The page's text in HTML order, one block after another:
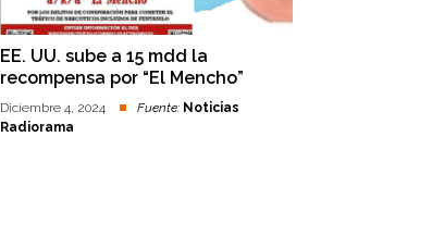
EE. UU. sube a 15 mdd la
recompensa por “El Mencho”
Diciembre 4, 2024 Fuente: Noticias
Radiorama